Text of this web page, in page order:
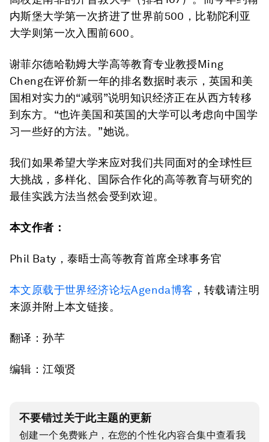
内斯堡大学第一次挤进了世界前500，比勒陀利亚
大学则第一次入围前600。
谢菲尔德哈勒姆大学高等教育专业教授Ming
Cheng在评价新一年的排名数据时表示，英国和美
国相对实力的“减弱”说明知识经济正在从西方转移
到东方。“也许美国和英国的大学可以考虑向中国学
习一些好的方法。”她说。
我们如果希望大学来应对我们共同面对的全球性巨
大挑战，多样化、国际合作化的高等教育与研究的
最佳实践方法当然会受到欢迎。
本文作者：
Phil Baty，泰晤士高等教育首席全球事务官
本文原载于世界经济论坛Agenda博客 ，转载请注明
来源并附上本文链接。
翻译：孙芊
编辑：江颂贤
不要错过关于此主题的更新
创建一个免费账户，在您的个性化内容合集中查看我